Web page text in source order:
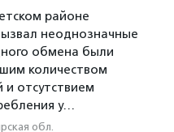
районе
неоднозначные
обмена были
количеством
и отсутствием
у…
обл.